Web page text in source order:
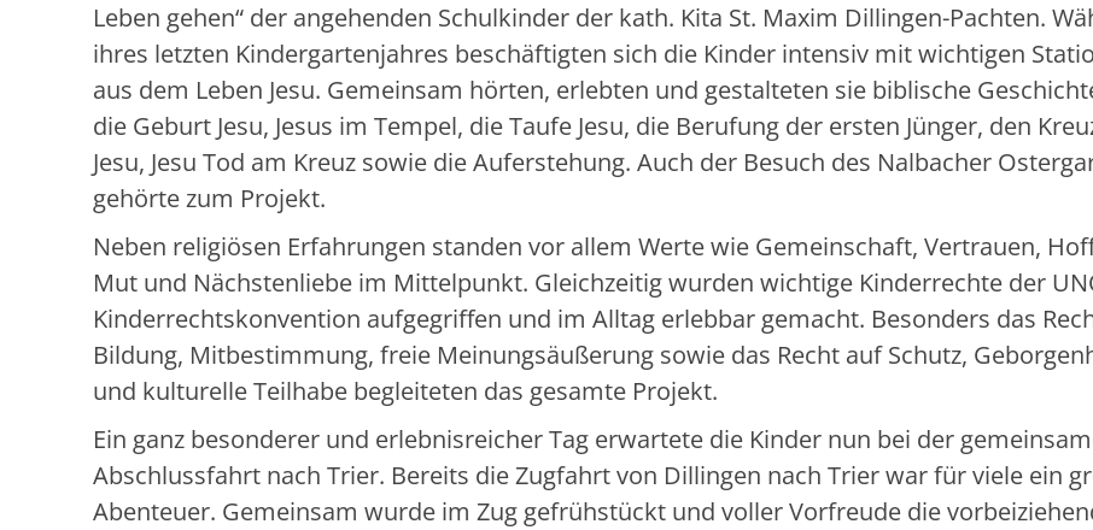
Leben gehen“ der angehenden Schulkinder der kath. Kita St. Maxim Dillingen-Pachten.
ihres letzten Kindergartenjahres beschäftigten sich die Kinder intensiv mit wichtigen
aus dem Leben Jesu. Gemeinsam hörten, erlebten und gestalteten sie biblische
die Geburt Jesu, Jesus im Tempel, die Taufe Jesu, die Berufung der ersten Jünger, den
Jesu, Jesu Tod am Kreuz sowie die Auferstehung. Auch der Besuch des Nalbacher
gehörte zum Projekt.
Neben religiösen Erfahrungen standen vor allem Werte wie Gemeinschaft, Vertrauen,
Mut und Nächstenliebe im Mittelpunkt. Gleichzeitig wurden wichtige Kinderrechte der
Kinderrechtskonvention aufgegriffen und im Alltag erlebbar gemacht. Besonders das
Bildung, Mitbestimmung, freie Meinungsäußerung sowie das Recht auf Schutz,
und kulturelle Teilhabe begleiteten das gesamte Projekt.
Ein ganz besonderer und erlebnisreicher Tag erwartete die Kinder nun bei der
Abschlussfahrt nach Trier. Bereits die Zugfahrt von Dillingen nach Trier war für viele ein
Abenteuer. Gemeinsam wurde im Zug gefrühstückt und voller Vorfreude die